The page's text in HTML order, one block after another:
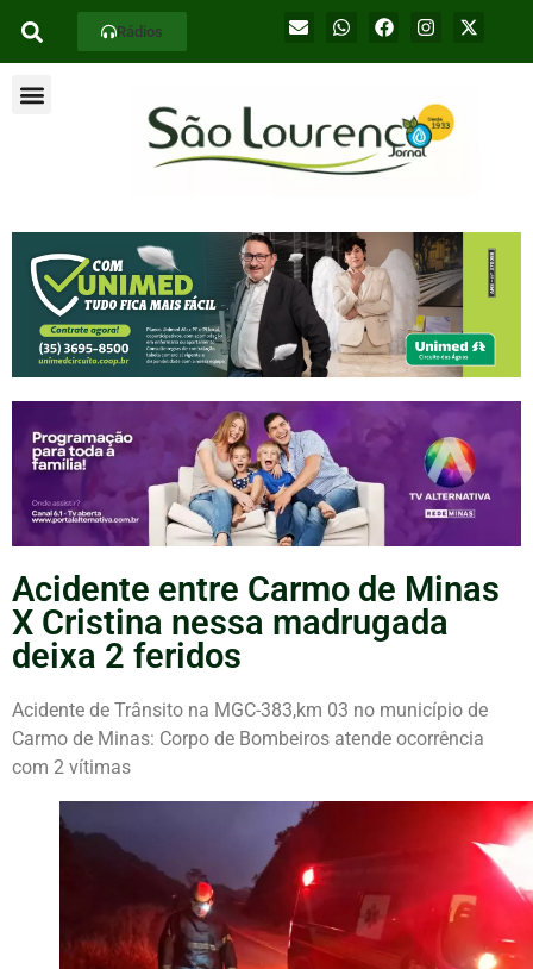
Rádios
Acidente entre Carmo de Minas
X Cristina nessa madrugada
deixa 2 feridos
Acidente de Trânsito na MGC-383,km 03 no município de
Carmo de Minas: Corpo de Bombeiros atende ocorrência
com 2 vítimas